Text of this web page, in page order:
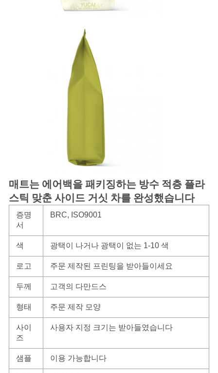
매트는 에어백을 패키징하는 방수 적층 플라
스틱 맞춘 사이드 거싯 차를 완성했습니다
증명
서
BRC, ISO9001
색 광택이 나거나 광택이 없는 1-10 색
로고 주문 제작된 프린팅을 받아들이세요
두께 고객의 다만드스
형태 주문 제작 모양
사이
즈
사용자 지정 크기는 받아들였습니다
샘플 이용 가능합니다